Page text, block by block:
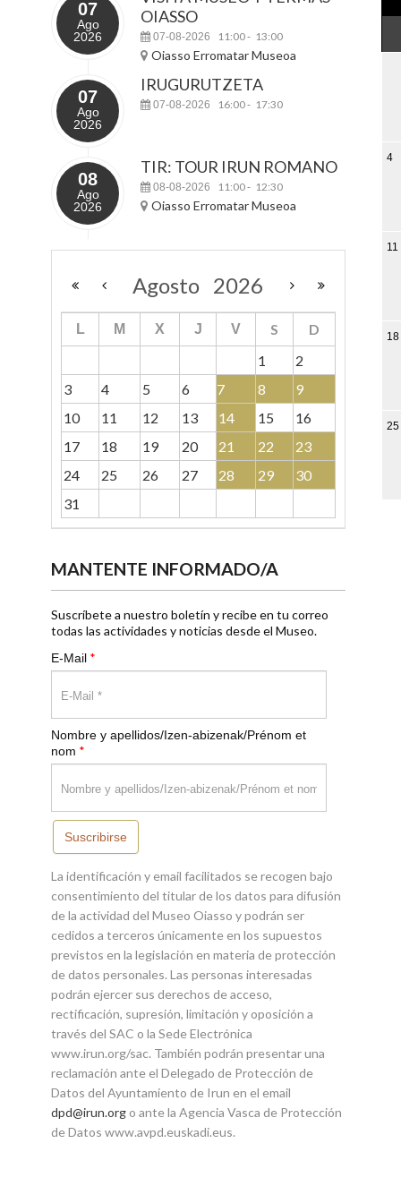
4
11
18
25
07
Ago
2026
OIASSO
07-08-2026 11:00- 13:00
Oiasso Erromatar Museoa
07
Ago
2026
IRUGURUTZETA
07-08-2026 16:00- 17:30
08
Ago
2026
TIR: TOUR IRUN ROMANO
08-08-2026 11:00- 12:30
Oiasso Erromatar Museoa
Agosto 2026
L M X J V S
D
1
2
3
4 5 6 7 8
9
10
11 12 13 14 15
16
17
18 19 20 21 22
23
24
25 26 27 28 29
30
31
MANTENTE INFORMADO/A
Suscríbete a nuestro boletín y recibe en tu correo
todas las actividades y noticias desde el Museo.
E-Mail *
Nombre y apellidos/Izen-abizenak/Prénom et
nom *
Suscribirse
La identificación y email facilitados se recogen bajo
consentimiento del titular de los datos para difusión
de la actividad del Museo Oiasso y podrán ser
cedidos a terceros únicamente en los supuestos
previstos en la legislación en materia de protección
de datos personales. Las personas interesadas
podrán ejercer sus derechos de acceso,
rectificación, supresión, limitación y oposición a
través del SAC o la Sede Electrónica
www.irun.org/sac. También podrán presentar una
reclamación ante el Delegado de Protección de
Datos del Ayuntamiento de Irun en el email
dpd@irun.org o ante la Agencia Vasca de Protección
de Datos www.avpd.euskadi.eus.